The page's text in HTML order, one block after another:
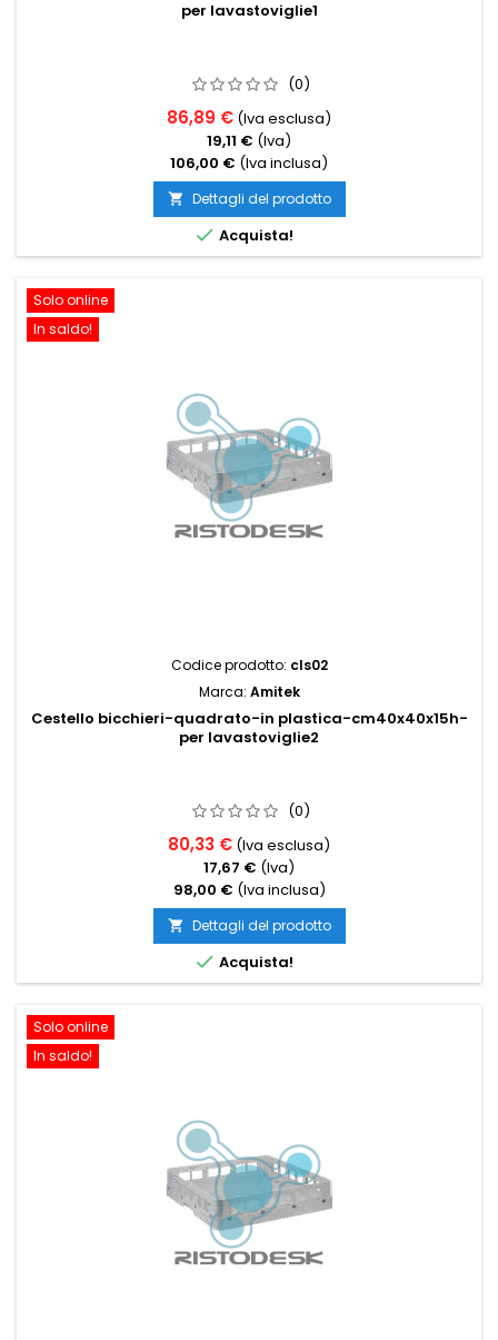
per lavastoviglie1
(0)
86,89 € (Iva esclusa)
19,11 € (Iva)
106,00 € (Iva inclusa)
 Dettagli del prodotto
 Acquista!
Solo online
In saldo!
Codice prodotto: cls02
Marca: Amitek
Cestello bicchieri-quadrato-in plastica-cm40x40x15h-
per lavastoviglie2
(0)
80,33 € (Iva esclusa)
17,67 € (Iva)
98,00 € (Iva inclusa)
 Dettagli del prodotto
 Acquista!
Solo online
In saldo!